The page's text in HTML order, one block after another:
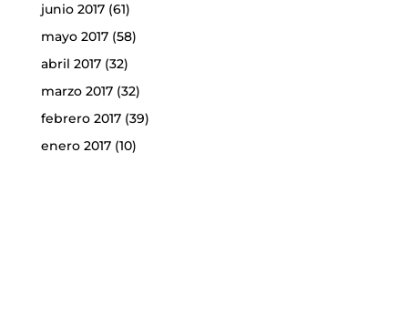
junio 2017(61)
mayo 2017(58)
abril 2017(32)
marzo 2017(32)
febrero 2017(39)
enero 2017(10)